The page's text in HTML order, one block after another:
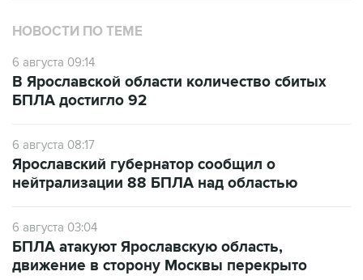
НОВОСТИ ПО ТЕМЕ
6 августа 09:14
В Ярославской области количество сбитых
БПЛА достигло 92
6 августа 08:17
Ярославский губернатор сообщил о
нейтрализации 88 БПЛА над областью
6 августа 03:04
БПЛА атакуют Ярославскую область,
движение в сторону Москвы перекрыто